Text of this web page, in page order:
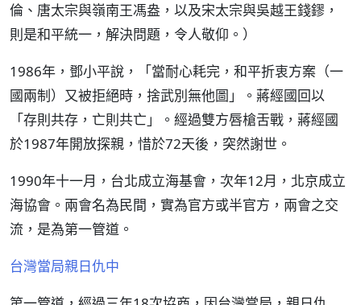
倫、唐太宗與嶺南王馮盎，以及宋太宗與吳越王錢鏐，
則是和平統一，解決問題，令人敬仰。）
1986年，鄧小平說，「當耐心耗完，和平折衷方案（一
國兩制）又被拒絕時，捨武別無他圖」。蔣經國回以
「存則共存，亡則共亡」。經過雙方唇槍舌戰，蔣經國
於1987年開放探親，惜於72天後，突然謝世。
1990年十一月，台北成立海基會，次年12月，北京成立
海協會。兩會名為民間，實為官方或半官方，兩會之交
流，是為第一管道。
台灣當局親日仇中